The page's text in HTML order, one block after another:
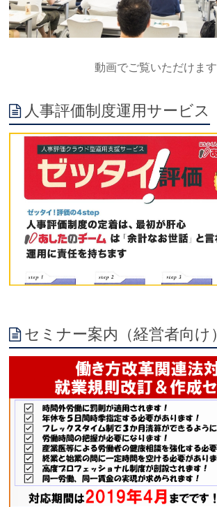
動画でご覧いただけます
人事評価制度運用サービス
セミナー案内（経営者向け）